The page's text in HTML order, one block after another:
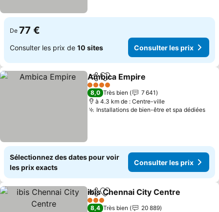
De 77 €
Consulter les prix de 10 sites Consulter les prix
PartagerAjouter à mes favoris
Ambica Empire
4 Étoiles
8,0 Très bien
7 641
à 4.3 km de : Centre-ville
Installations de bien-être et spa dédiées
Sélectionnez des dates pour voir
les prix exacts
Consulter les prix
PartagerAjouter à mes favoris
ibis Chennai City Centre
3 Étoiles
8,4 Très bien
20 889